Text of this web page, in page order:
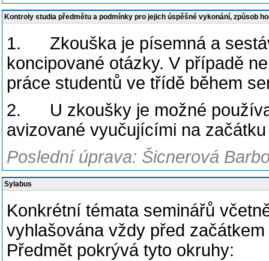
Kontroly studia předmětu a podmínky pro jejich úspěšné vykonání, způsob
1. Zkouška je písemná a
koncipované otázky. V případě
práce studentů ve třídě během
2. U zkoušky je možné
avizované vyučujícími na
Poslední úprava: Šicnerová
Sylabus
Konkrétní témata seminářů
vyhlašována vždy před
Předmět pokrývá tyto okruhy: